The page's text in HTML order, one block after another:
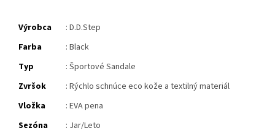
Výrobca
: D.D.Step
Farba
: Black
Typ
: Športové Sandale
Zvršok
: Rýchlo schnúce eco kože a textilný materiál
Vložka
: EVA pena
Sezóna
: Jar/Leto